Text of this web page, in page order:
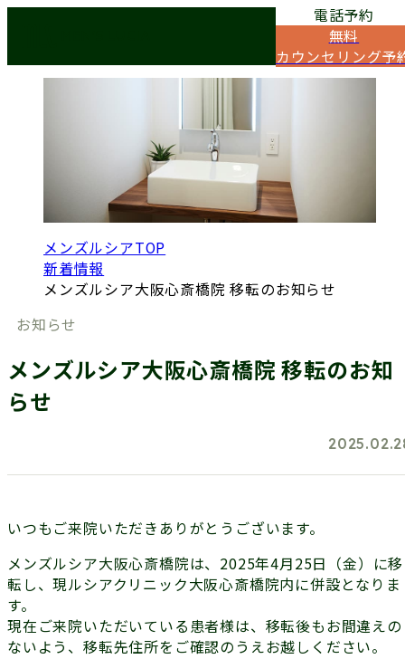
電話予約
無料
カウンセリング予
メンズルシアTOP
新着情報
メンズルシア大阪心斎橋院 移転のお知らせ
お知らせ
メンズルシア大阪心斎橋院 移転のお知
らせ
いつもご来院いただきありがとうございます。
メンズルシア大阪心斎橋院は、 2025年4月25日（金）
に移
転し、現ルシアクリニック大阪心斎橋院内に併設となりま
す。
現在ご来院いただいている患者様は、移転後もお間違えの
ないよう、移転先住所をご確認のうえお越しください。